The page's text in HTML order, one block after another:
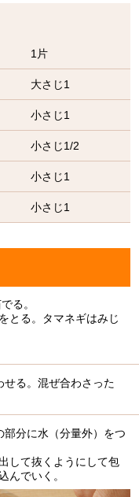
1片
大さじ1
小さじ1
小さじ1/2
小さじ1
小さじ1
る。
とる。タマネギはみじ
る。混ぜ合わさった
分に水（分量外）をつ
して抜くようにして包
んでいく。